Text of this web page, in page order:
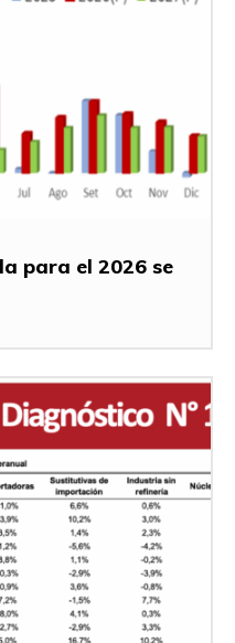
para el 2026 se